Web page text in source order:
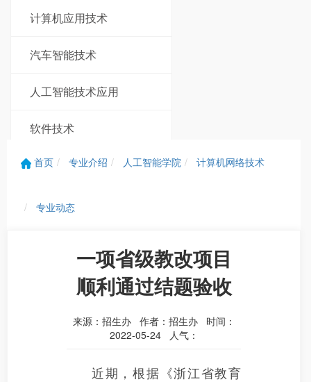
计算机应用技术
汽车智能技术
人工智能技术应用
软件技术
无人机应用技术
首页 专业介绍 人工智能学院 计算机网络技术
专业动态
一项省级教改项目
顺利通过结题验收
来源：招生办 作者：招生办 时间：
2022-05-24 人气：
近期，根据《浙江省教育